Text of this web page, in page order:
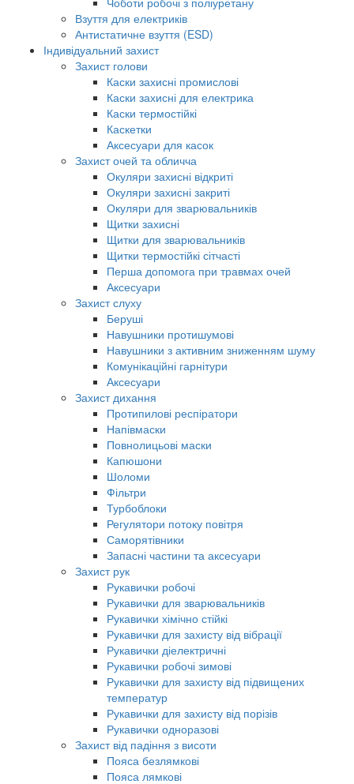
Взуття для електриків
Антистатичне взуття (ESD)
Індивідуальний захист
Захист голови
Каски захисні промислові
Каски захисні для електрика
Каски термостійкі
Каскетки
Аксесуари для касок
Захист очей та обличча
Окуляри захисні відкриті
Окуляри захисні закриті
Окуляри для зварювальників
Щитки захисні
Щитки для зварювальників
Щитки термостійкі сітчасті
Перша допомога при травмах очей
Аксесуари
Захист слуху
Беруші
Навушники протишумові
Навушники з активним зниженням шуму
Комунікаційні гарнітури
Аксесуари
Захист дихання
Протипилові респіратори
Напівмаски
Повнолицьові маски
Капюшони
Шоломи
Фільтри
Турбоблоки
Регулятори потоку повітря
Саморятівники
Запасні частини та аксесуари
Захист рук
Рукавички робочі
Рукавички для зварювальників
Рукавички хімічно стійкі
Рукавички для захисту від вібрації
Рукавички діелектричні
Рукавички робочі зимові
Рукавички для захисту від підвищених
температур
Рукавички для захисту від порізів
Рукавички одноразові
Захист від падіння з висоти
Пояса безлямкові
Пояса лямкові